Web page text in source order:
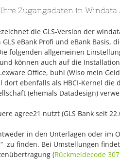
Zugangsdaten in Windata
die GLS-Version der
eBank Profi und eBank Basis,
folgenden allgemeinen
können auch auf die
Office, buhl (Wiso mein
ebenfalls als HBCI-Kernel die
(ehemals Datadesign)
agree21 nutzt (GLS Bank seit
in den Unterlagen oder im
zu finden. Bei Umstellungen
(Rückmeldecode